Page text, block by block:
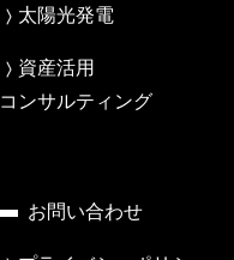
太陽光発電
資産活用
コンサルティング
お問い合わせ